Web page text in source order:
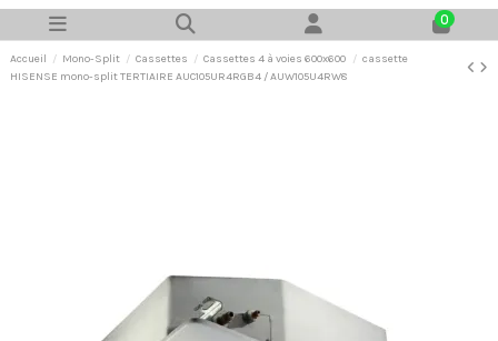
0
Accueil Mono-Split Cassettes Cassettes 4 à voies 600x600
cassette
HISENSE mono-split TERTIAIRE AUC105UR4RGB4 / AUW105U4RW8